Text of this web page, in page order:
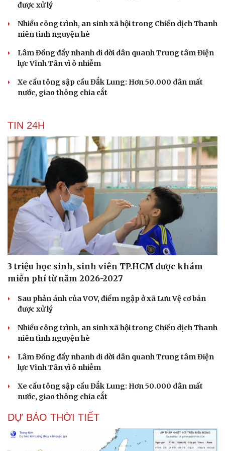
Du lịch
Săn Tour
check-in
Đọc truyện đêm khuya
Hạt giống tâm hồn
được xử lý
Nhiều công trình, an sinh xã hội trong Chiến dịch Thanh
niên tình nguyện hè
Lâm Đồng đẩy nhanh di dời dân quanh Trung tâm Điện
lực Vĩnh Tân vì ô nhiễm
Xe cẩu tông sập cầu Đắk Lung: Hơn 50.000 dân mất
nước, giao thông chia cắt
TIN 24H
3 triệu học sinh, sinh viên TP.HCM được khám
miễn phí từ năm 2026-2027
Sau phản ánh của VOV, điểm ngập ở xã Lưu Vệ cơ bản
được xử lý
Nhiều công trình, an sinh xã hội trong Chiến dịch Thanh
niên tình nguyện hè
Lâm Đồng đẩy nhanh di dời dân quanh Trung tâm Điện
lực Vĩnh Tân vì ô nhiễm
Xe cẩu tông sập cầu Đắk Lung: Hơn 50.000 dân mất
nước, giao thông chia cắt
DỰ BÁO THỜI TIẾT